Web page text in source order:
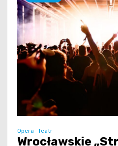
Opera Teatr
Wrocławskie